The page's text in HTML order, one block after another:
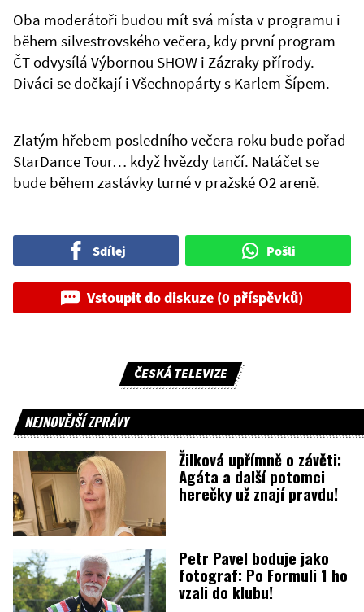
Oba moderátoři budou mít svá místa v programu i
během silvestrovského večera, kdy první program
ČT odvysílá Výbornou SHOW i Zázraky přírody.
Diváci se dočkají i Všechnopárty s Karlem Šípem.
Zlatým hřebem posledního večera roku bude pořad
StarDance Tour… když hvězdy tančí. Natáčet se
bude během zastávky turné v pražské O2 areně.
Sdílej Pošli
Vstoupit do diskuze (0 příspěvků)
ČESKÁ TELEVIZE
NEJNOVĚJŠÍ ZPRÁVY
Žilková upřímně o závěti:
Agáta a další potomci
herečky už znají pravdu!
Petr Pavel boduje jako
fotograf: Po Formuli 1 ho
vzali do klubu!